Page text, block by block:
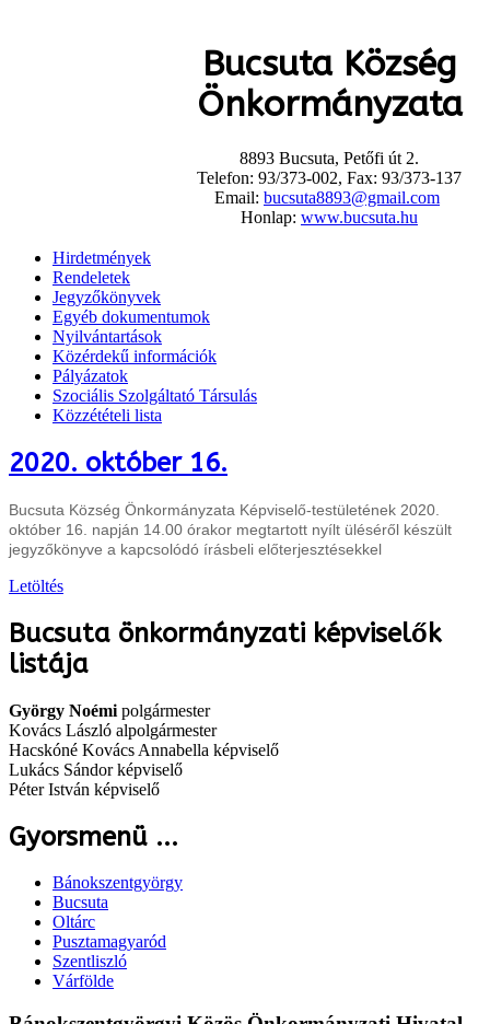
Bucsuta Község
Önkormányzata
8893 Bucsuta, Petőfi út 2.
Telefon: 93/373-002, Fax: 93/373-137
Email: bucsuta8893@gmail.com
Honlap: www.bucsuta.hu
Hirdetmények
Rendeletek
Jegyzőkönyvek
Egyéb dokumentumok
Nyilvántartások
Közérdekű információk
Pályázatok
Szociális Szolgáltató Társulás
Közzétételi lista
2020. október 16.
Bucsuta Község Önkormányzata Képviselő-testületének 2020.
október 16. napján 14.00 órakor megtartott nyílt üléséről készült
jegyzőkönyve a kapcsolódó írásbeli előterjesztésekkel
Letöltés
Bucsuta önkormányzati képviselők
listája
György Noémi polgármester
Kovács László alpolgármester
Hacskóné Kovács Annabella képviselő
Lukács Sándor képviselő
Péter István képviselő
Gyorsmenü ...
Bánokszentgyörgy
Bucsuta
Oltárc
Pusztamagyaród
Szentliszló
Várfölde